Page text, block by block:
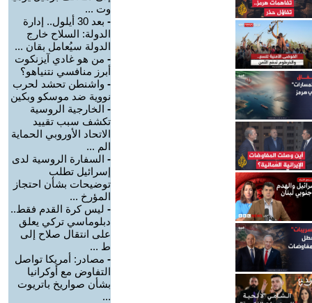
وت ...
-
بعد 30 أيلول.. إدارة
الدولة: السلاح خارج
الدولة سيُعامل بقان ...
- من هو غادي آيزنكوت
أبرز منافسي نتنياهو؟
- واشنطن تحشد لحرب
نووية ضد موسكو وبكين
- الخارجية الروسية
تكشف سبب تقييد
الاتحاد الأوروبي الحماية
الم ...
- السفارة الروسية لدى
إسرائيل تطلب
توضيحات بشأن احتجاز
المؤرخ ...
- ليس كرة القدم فقط..
دبلوماسي تركي يعلق
على انتقال صلاح إلى
ط ...
- مصادر: أمريكا تواصل
التفاوض مع أوكرانيا
بشأن صواريخ باتريوت
...